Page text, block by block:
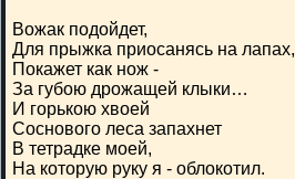
Вожак подойдет,
Для прыжка приосанясь на лапах,
Покажет как нож -
За губою дрожащей клыки…
И горькою хвоей
Соснового леса запахнет
В тетрадке моей,
На которую руку я - облокотил.